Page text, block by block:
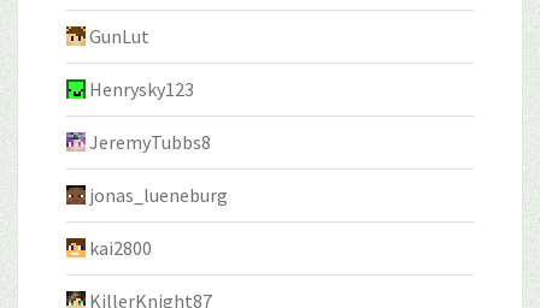
GunLut
Henrysky123
JeremyTubbs8
jonas_lueneburg
kai2800
KillerKnight87